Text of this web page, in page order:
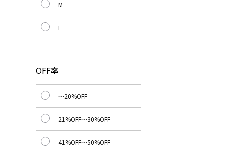
M
L
OFF率
～20%OFF
21%OFF～30%OFF
41%OFF～50%OFF